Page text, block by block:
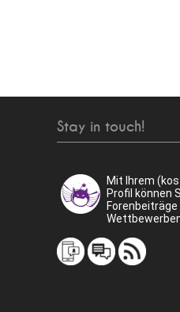
Stay in touch!
Mit Ihrem
Profil können